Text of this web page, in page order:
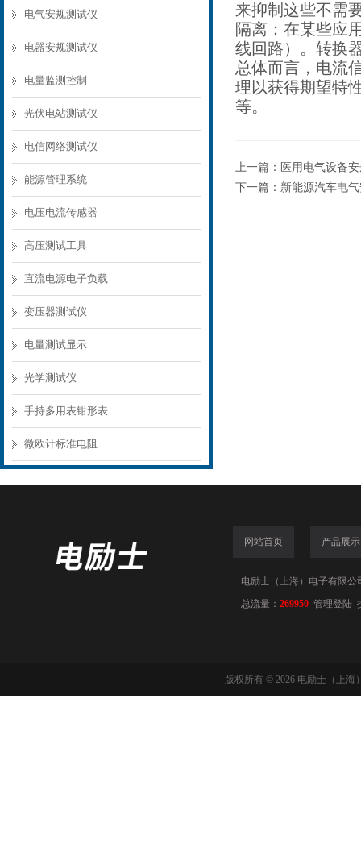
电气安规测试仪
电器安规测试仪
电量监测控制
光伏电站测试仪
电信网络测试仪
能源管理系统
电压电流传感器
高压测试工具
直流电源电子负载
变压器测试仪
电量测试显示
光学测试仪
手持多用表钳形表
微欧计标准电阻
来抑制这些不需
隔离：在某些应
线回路）。转换
总体而言，电流
理以获得期望特
等。
上一篇： 医用电气设备
下一篇： 新能源汽车电
网站首页 产品展示
电励士（上海）电子有限公
总流量： 269950 管理登陆
版权所有 © 2026 电励士（上